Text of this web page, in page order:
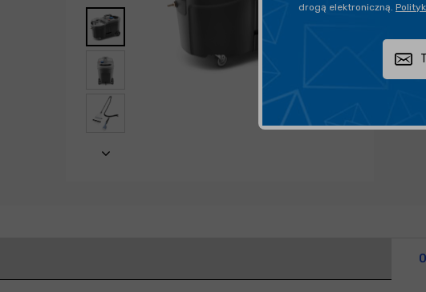
drogą elektroniczną.